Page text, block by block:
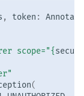
, token :
scope="{
(